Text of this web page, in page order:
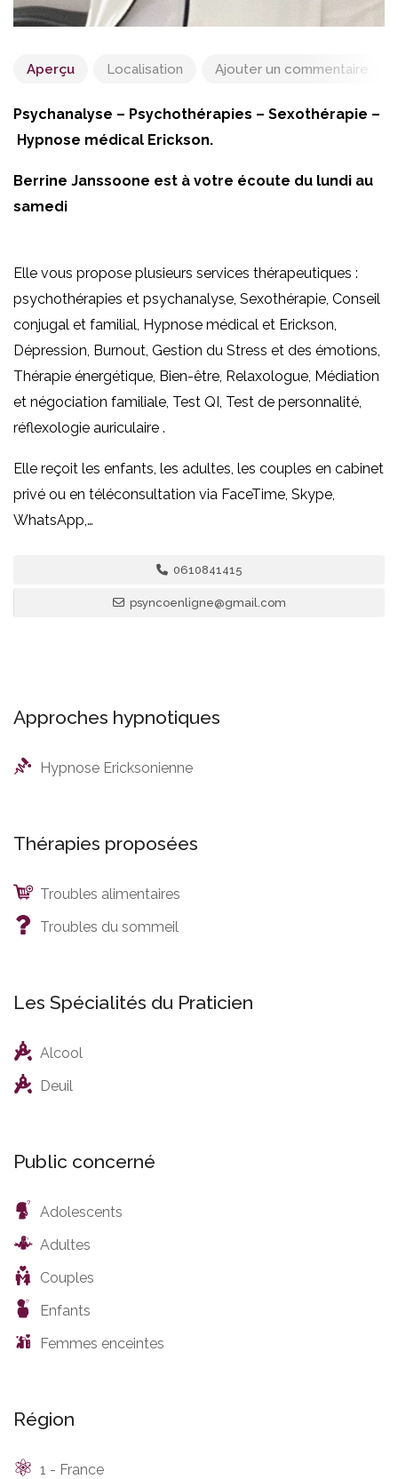
Aperçu Localisation Ajouter un commentaire
Psychanalyse – Psychothérapies – Sexothérapie –
Hypnose médical Erickson.
Berrine Janssoone est à votre écoute du lundi au
samedi
Elle vous propose plusieurs services thérapeutiques :
psychothérapies et psychanalyse, Sexothérapie, Conseil
conjugal et familial, Hypnose médical et Erickson,
Dépression, Burnout, Gestion du Stress et des émotions,
Thérapie énergétique, Bien-être, Relaxologue, Médiation
et négociation familiale, Test QI, Test de personnalité,
réflexologie auriculaire .
Elle reçoit les enfants, les adultes, les couples en cabinet
privé ou en téléconsultation via FaceTime, Skype,
WhatsApp,…
0610841415
psyncoenligne@gmail.com
Approches hypnotiques
Hypnose Ericksonienne
Thérapies proposées
Troubles alimentaires
Troubles du sommeil
Les Spécialités du Praticien
Alcool
Deuil
Public concerné
Adolescents
Adultes
Couples
Enfants
Femmes enceintes
Région
1 - France